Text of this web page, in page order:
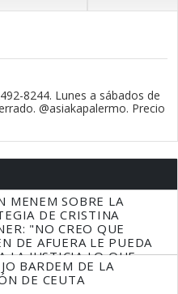
8244. Lunes a sábados de
@asiakapalermo. Precio
MENEM SOBRE LA
DE CRISTINA
"NO CREO QUE
DE AFUERA LE PUEDA
LA JUSTICIA LO QUE
HACER"
BARDEM DE LA
DE CEUTA